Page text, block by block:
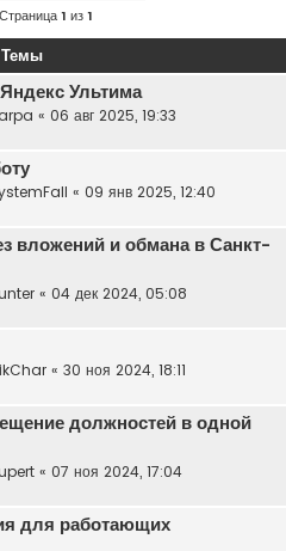
1 из1
Темы
Ультима
« 06 авг 2025, 19:33
« 09 янв 2025, 12:40
вложений и обмана в Санкт-
« 04 дек 2024, 05:08
« 30 ноя 2024, 18:11
должностей в одной
« 07 ноя 2024, 17:04
для работающих